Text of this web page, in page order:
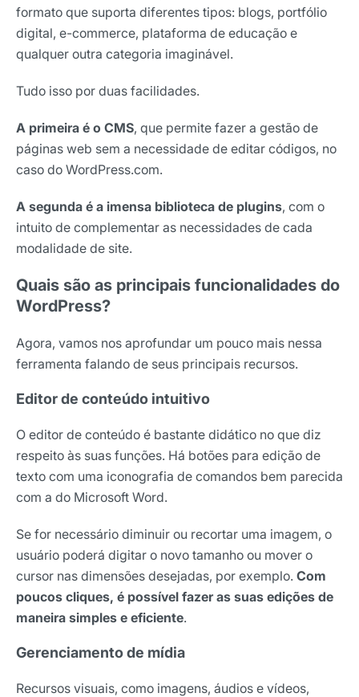
formato que suporta diferentes tipos: blogs, portfólio
digital, e-commerce, plataforma de educação e
qualquer outra categoria imaginável.
Tudo isso por duas facilidades.
A primeira é o CMS, que permite fazer a gestão de
páginas web sem a necessidade de editar códigos, no
caso do WordPress.com.
A segunda é a imensa biblioteca de plugins, com o
intuito de complementar as necessidades de cada
modalidade de site.
Quais são as principais funcionalidades do
WordPress?
Agora, vamos nos aprofundar um pouco mais nessa
ferramenta falando de seus principais recursos.
Editor de conteúdo intuitivo
O editor de conteúdo é bastante didático no que diz
respeito às suas funções. Há botões para edição de
texto com uma iconografia de comandos bem parecida
com a do Microsoft Word.
Se for necessário diminuir ou recortar uma imagem, o
usuário poderá digitar o novo tamanho ou mover o
cursor nas dimensões desejadas, por exemplo. Com
poucos cliques, é possível fazer as suas edições de
maneira simples e eficiente.
Gerenciamento de mídia
Recursos visuais, como imagens, áudios e vídeos,